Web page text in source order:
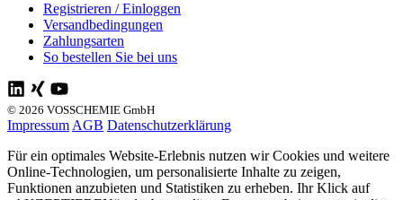
Registrieren / Einloggen
Versandbedingungen
Zahlungsarten
So bestellen Sie bei uns
© 2026 VOSSCHEMIE GmbH
Impressum AGB Datenschutzerklärung
Für ein optimales Website-Erlebnis nutzen wir Cookies und weitere
Online-Technologien, um personalisierte Inhalte zu zeigen,
Funktionen anzubieten und Statistiken zu erheben. Ihr Klick auf